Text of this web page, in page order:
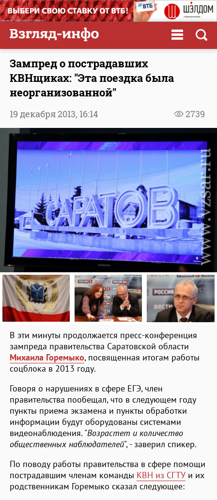
Зампред о пострадавших
КВНщиках: "Эта поездка была
неорганизованной"
2739
19 декабря 2013, 16:14
В эти минуты продолжается пресс-конференция
зампреда правительства Саратовской области
Михаила Горемыко, посвященная итогам работы
соцблока в 2013 году.
Говоря о нарушениях в сфере ЕГЭ, член
правительства пообещал, что в следующем году
пункты приема экзамена и пункты обработки
информации будут оборудованы системами
видеонаблюдения. "Возрастет и количество
общественных наблюдателей", - заверил спикер.
По поводу работы правительства в сфере помощи
пострадавшим членам команды КВН из СГТУ и их
родственникам Горемыко сказал следующее: